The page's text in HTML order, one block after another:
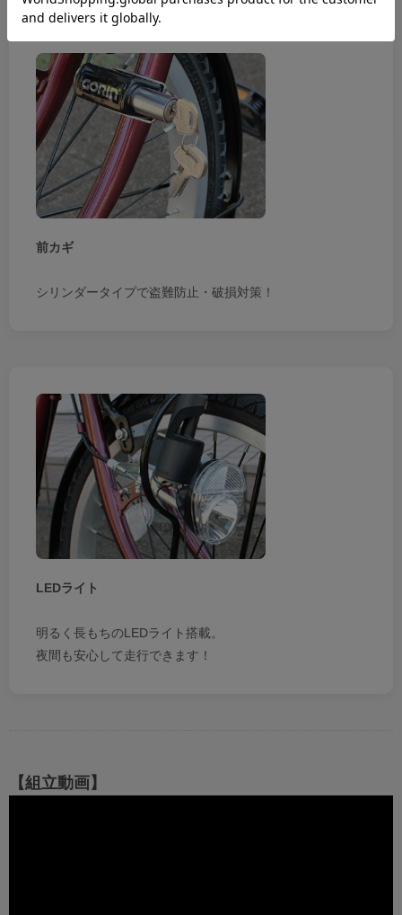
前カギ
シリンダータイプで盗難防止・破損対策！
LEDライト
明るく長もちのLEDライト搭載。
夜間も安心して走行できます！
【組立動画】